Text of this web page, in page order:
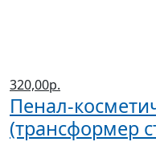
320,00р.
Пенал-
(трансформер